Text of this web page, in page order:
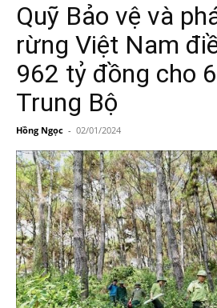
Quỹ Bảo vệ và
rừng Việt Nam
962 tỷ đồng cho
Trung Bộ
Hồng Ngọc - 02/01/2024